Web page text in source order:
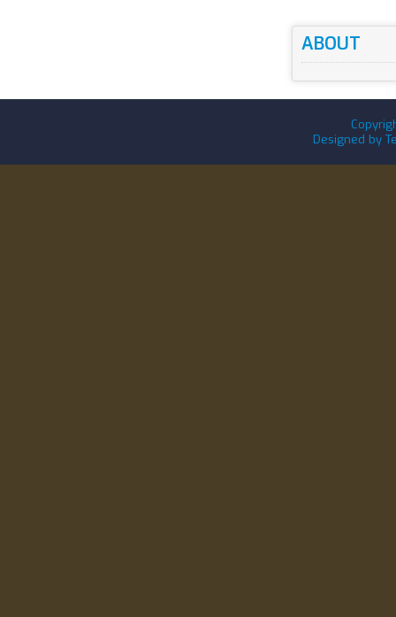
ABOUT
Designed by